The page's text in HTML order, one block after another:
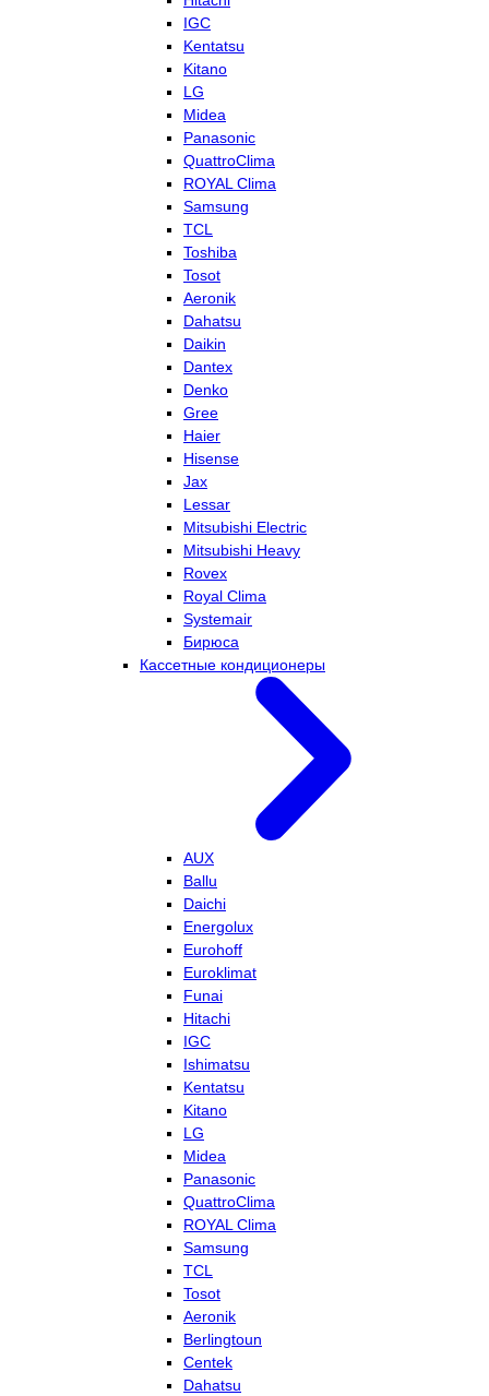
IGC
Kentatsu
Kitano
LG
Midea
Panasonic
QuattroClima
ROYAL Clima
Samsung
TCL
Toshiba
Tosot
Aeronik
Dahatsu
Daikin
Dantex
Denko
Gree
Haier
Hisense
Jax
Lessar
Mitsubishi Electric
Mitsubishi Heavy
Rovex
Royal Clima
Systemair
Бирюса
Кассетные кондиционеры
AUX
Ballu
Daichi
Energolux
Eurohoff
Euroklimat
Funai
Hitachi
IGC
Ishimatsu
Kentatsu
Kitano
LG
Midea
Panasonic
QuattroClima
ROYAL Clima
Samsung
TCL
Tosot
Aeronik
Berlingtoun
Centek
Dahatsu